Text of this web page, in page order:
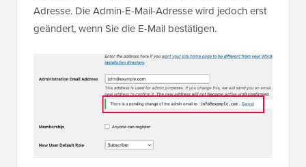
Adresse. Die Admin-E-Mail-Adresse wird jedoch erst
geändert, wenn Sie die E-Mail bestätigen.